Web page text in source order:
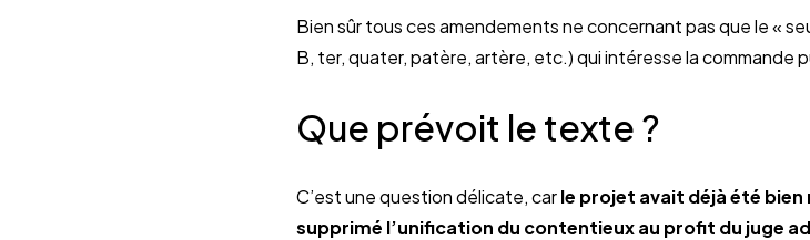
Bien sûr tous ces amendements ne concernant pas que le «
B, ter, quater, patère, artère, etc.) qui intéresse la commande
Que prévoit le texte ?
C’est une question délicate, carle projet avait déjà été bien
supprimé l’unification du contentieux au profit du juge